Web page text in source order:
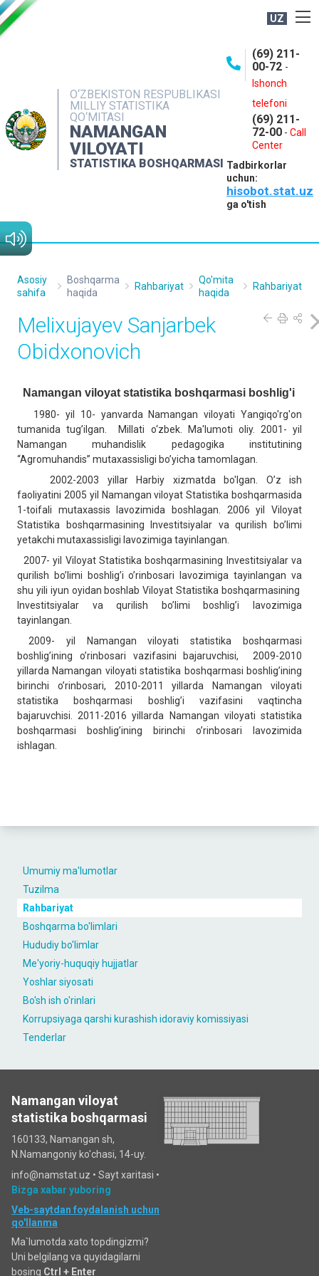
UZ
O‘ZBEKISTON RESPUBLIKASI
MILLIY STATISTIKA
QO‘MITASI
NAMANGAN
VILOYATI
STATISTIKA BOSHQARMASI
(69) 211-
00-72 -
Ishonch
telefoni
(69) 211-
72-00 - Call
Center
Tadbirkorlar
uchun:
hisobot.stat.uz
ga o'tish
NASHRLAR
INTERAKTIV XIZMATLAR
MATBUOT XIZMATI
MUROJAATLAR
Umumiy ma'lumotlar
Tuzilma
Rahbariyat
Boshqarma bo'limlari
Hududiy bo'limlar
Me'yoriy-huquqiy hujjatlar
Yoshlar siyosati
Bo'sh ish o'rinlari
Korrupsiyaga qarshi kurashish idoraviy komissiyasi
Tenderlar
Asosiy
sahifa
Boshqarma
haqida
Rahbariyat
Qo'mita
haqida
Rahbariyat
Melixujayev Sanjarbek
Obidxonovich
Namangan viloyat statistika boshqarmasi boshlig'i
1980- yil 10- yanvarda Namangan viloyati Yangiqo'rg'on
tumanida tug’ilgan. Millati o‘zbek. Ma'lumoti oliy. 2001- yil
Namangan muhandislik pedagogika institutining
“Agromuhandis” mutaxassisligi bo’yicha tamomlagan.
2002-2003 yillar Harbiy xizmatda bo'lgan. O’z ish
faoliyatini 2005 yil Namangan viloyat Statistika boshqarmasida
1-toifali mutaxassis lavozimida boshlagan. 2006 yil Viloyat
Statistika boshqarmasining Investitsiyalar va qurilish bo’limi
yetakchi mutaxassisligi lavozimiga tayinlangan.
2007- yil Viloyat Statistika boshqarmasining Investitsiyalar va
qurilish bo’limi boshlig’i o’rinbosari lavozimiga tayinlangan va
shu yili iyun oyidan boshlab Viloyat Statistika boshqarmasining
Investitsiyalar va qurilish bo’limi boshlig’i lavozimiga
tayinlangan.
2009- yil Namangan viloyati statistika boshqarmasi
boshlig’ining o’rinbosari vazifasini bajaruvchisi, 2009-2010
yillarda Namangan viloyati statistika boshqarmasi boshlig’ining
birinchi o’rinbosari, 2010-2011 yillarda Namangan viloyati
statistika boshqarmasi boshlig’i vazifasini vaqtincha
bajaruvchisi. 2011-2016 yillarda Namangan viloyati statistika
boshqarmasi boshlig’ining birinchi o’rinbosari lavozimida
ishlagan.
Namangan viloyat
statistika boshqarmasi
160133, Namangan sh,
N.Namangoniy ko'chasi, 14-uy.
info@namstat.uz • Sayt xaritasi •
Bizga xabar yuboring
Veb-saytdan foydalanish uchun
qo'llanma
Ma`lumotda xato topdingizmi?
Uni belgilang va quyidagilarni
bosing Ctrl + Enter